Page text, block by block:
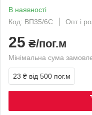
В наявності
Код: ВП35/6С
Опт і
25 ₴/пог.м
Мінімальна сума
23 ₴ від 500 пог.м